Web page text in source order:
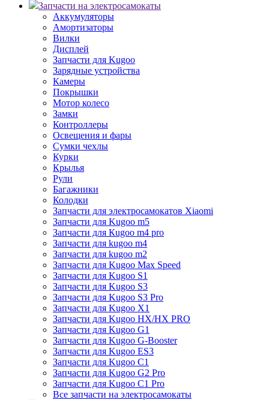
Запчасти на электросамокаты
Аккумуляторы
Амортизаторы
Вилки
Дисплей
Запчасти для Kugoo
Зарядные устройства
Камеры
Покрышки
Мотор колесо
Замки
Контроллеры
Освещения и фары
Сумки чехлы
Курки
Крылья
Рули
Багажники
Колодки
Запчасти для электросамокатов Xiaomi
Запчасти для Kugoo m5
Запчасти для Кugoo m4 pro
Запчасти для kugoo m4
Запчасти для kugoo m2
Запчасти для Kugoo Max Speed
Запчасти для Kugoo S1
Запчасти для Kugoo S3
Запчасти для Kugoo S3 Pro
Запчасти для Kugoo X1
Запчасти для Kugoo HX/HX PRO
Запчасти для Kugoo G1
Запчасти для Kugoo G-Booster
Запчасти для Kugoo ES3
Запчасти для Kugoo C1
Запчасти для Kugoo G2 Pro
Запчасти для Kugoo C1 Pro
Все запчасти на электросамокаты